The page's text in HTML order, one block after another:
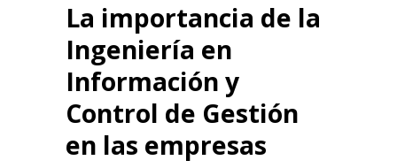
La importancia de la
Ingeniería en
Información y
Control de Gestión
en las empresas